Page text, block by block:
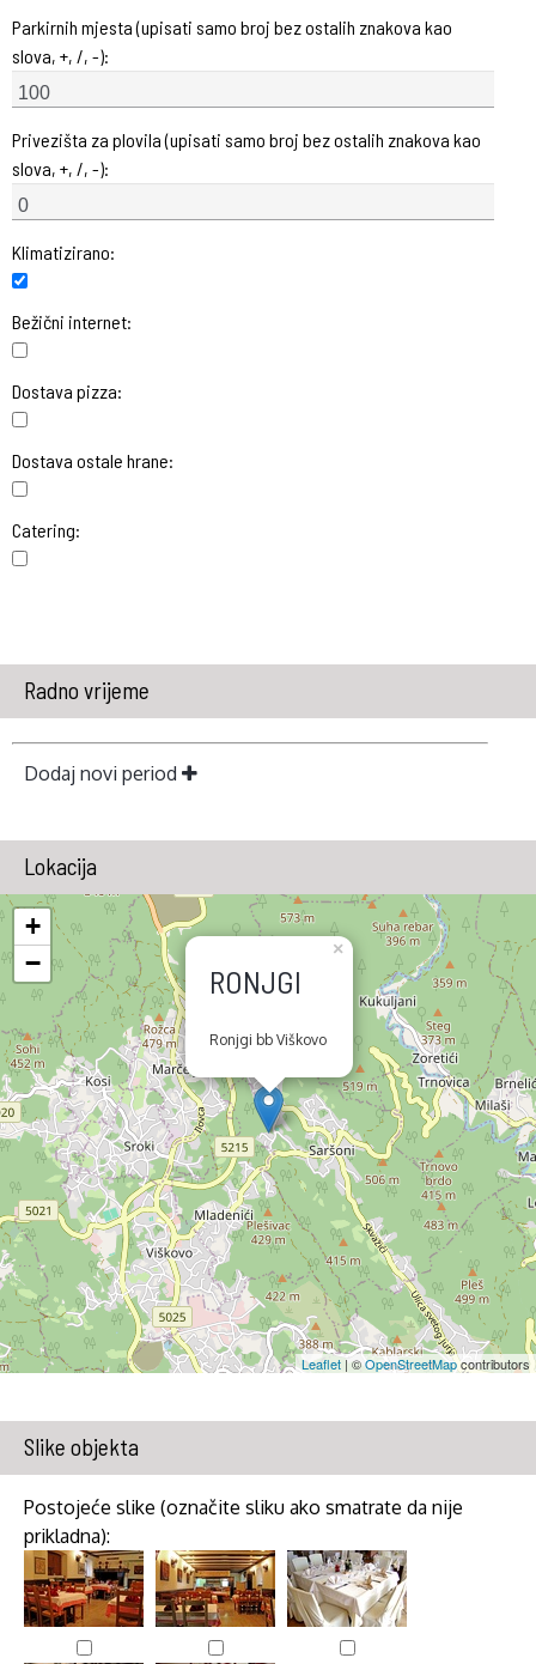
Parkirnih mjesta (upisati samo broj bez ostalih znakova kao
slova, +, /, -):
Privezišta za plovila (upisati samo broj bez ostalih znakova kao
slova, +, /, -):
Klimatizirano:
Bežični internet:
Dostava pizza:
Dostava ostale hrane:
Catering:
Radno vrijeme
Dodaj novi period
Lokacija
RONJGI
Ronjgi bb Viškovo
×
+
−
Leaflet| ©OpenStreetMapcontributors
Slike objekta
Postojeće slike (označite sliku ako smatrate da nije
prikladna):